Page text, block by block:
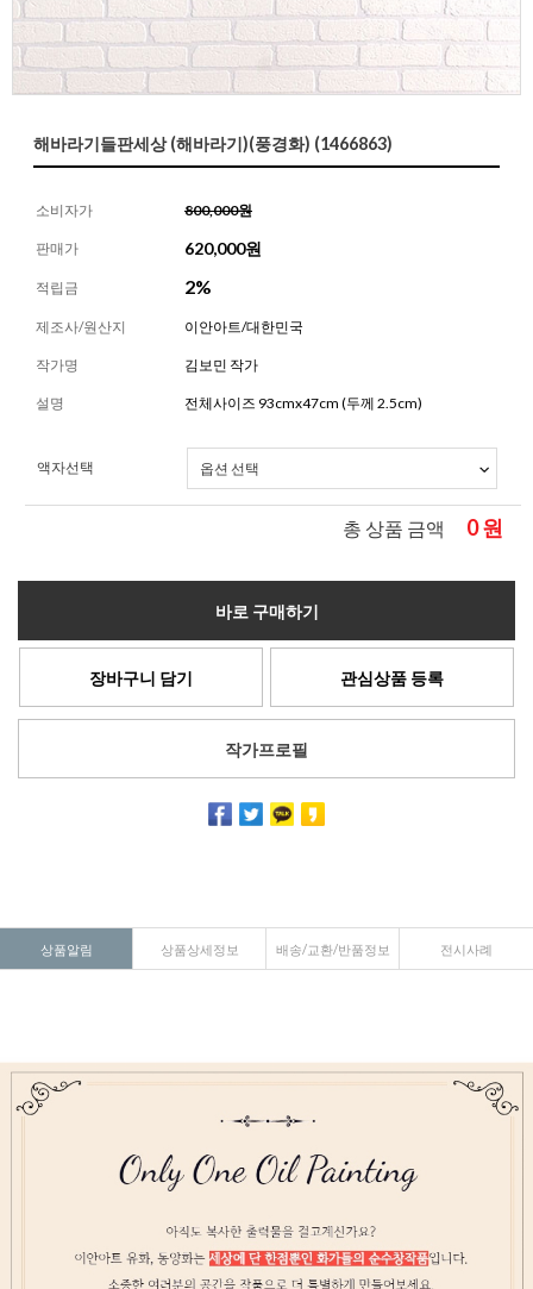
해바라기들판세상 (해바라기)(풍경화) (1466863)
소비자가 800,000원
판매가 620,000원
적립금 2%
제조사/원산지 이안아트/대한민국
작가명 김보민 작가
설명 전체사이즈 93cmx47cm (두께 2.5cm)
액자선택
총 상품 금액 0원
바로 구매하기
장바구니 담기 관심상품 등록
작가프로필
상품알림 상품상세정보 배송/교환/반품정보 전시사례